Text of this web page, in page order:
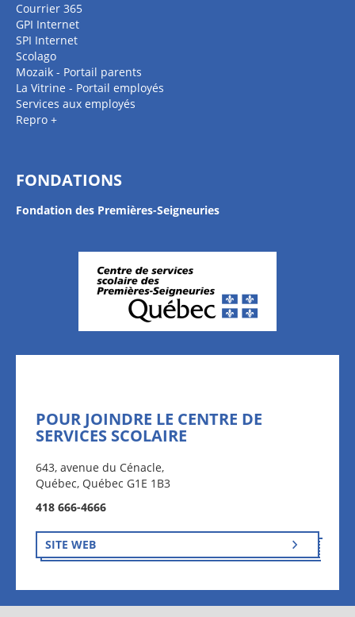
Courrier 365
GPI Internet
SPI Internet
Scolago
Mozaik - Portail parents
La Vitrine - Portail employés
Services aux employés
Repro +
FONDATIONS
Fondation des Premières-Seigneuries
POUR JOINDRE LE CENTRE DE
SERVICES SCOLAIRE
643, avenue du Cénacle,
Québec, Québec G1E 1B3
418 666-4666
SITE WEB